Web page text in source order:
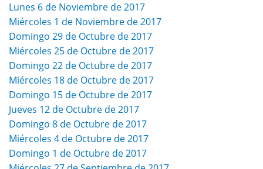
Lunes 6 de Noviembre de 2017
Miércoles 1 de Noviembre de 2017
Domingo 29 de Octubre de 2017
Miércoles 25 de Octubre de 2017
Domingo 22 de Octubre de 2017
Miércoles 18 de Octubre de 2017
Domingo 15 de Octubre de 2017
Jueves 12 de Octubre de 2017
Domingo 8 de Octubre de 2017
Miércoles 4 de Octubre de 2017
Domingo 1 de Octubre de 2017